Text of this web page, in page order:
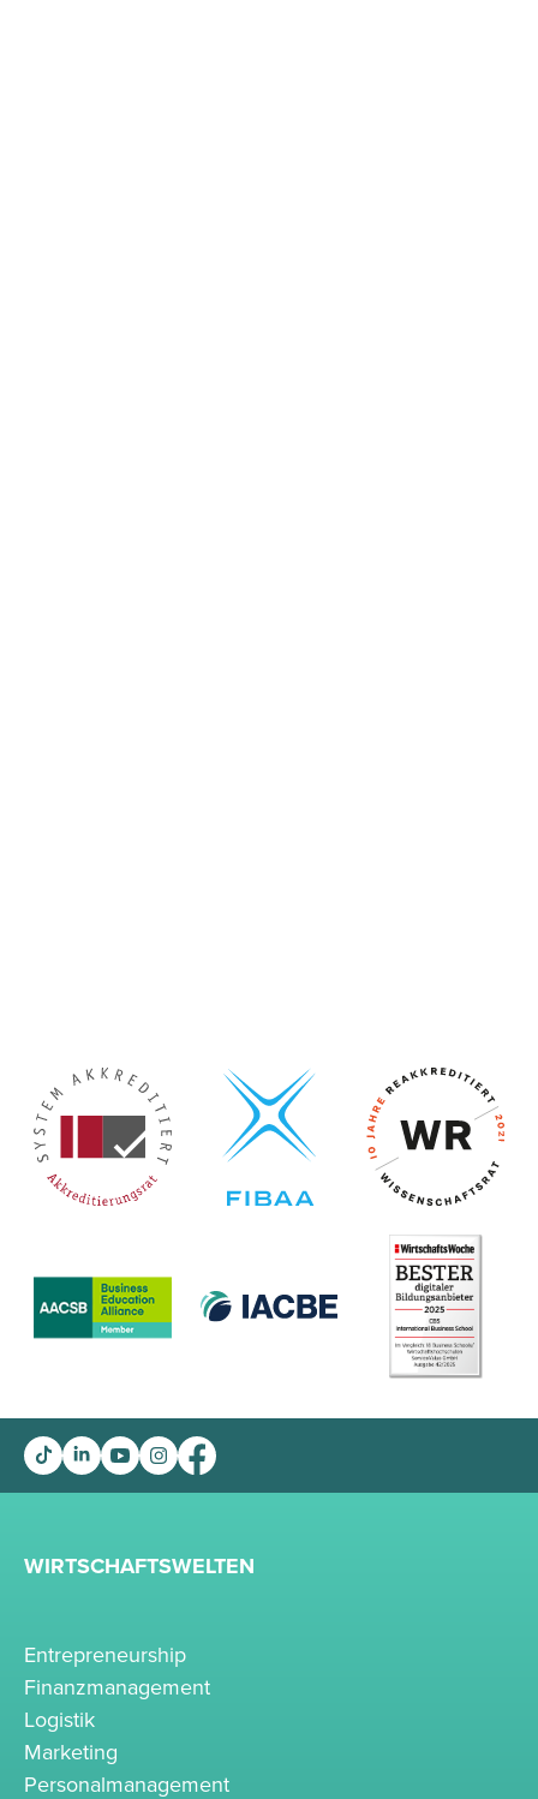
WIRTSCHAFTSWELTEN
Entrepreneurship
Finanzmanagement
Logistik
Marketing
Personalmanagement